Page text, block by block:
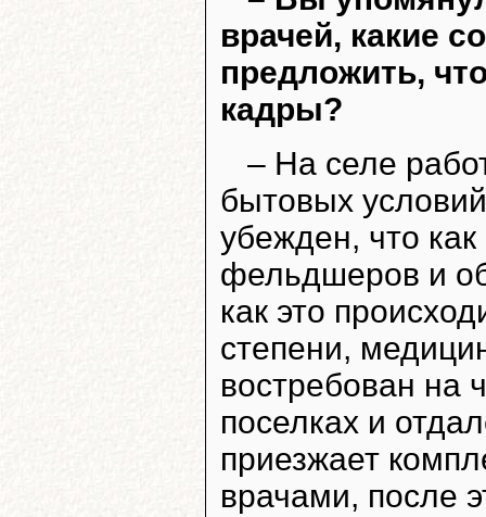
врачей, какие
предложить,
кадры?
– На селе
бытовых
убежден, что
фельдшеров и
как это
степени,
востребован на
поселках и
приезжает
врачами, после